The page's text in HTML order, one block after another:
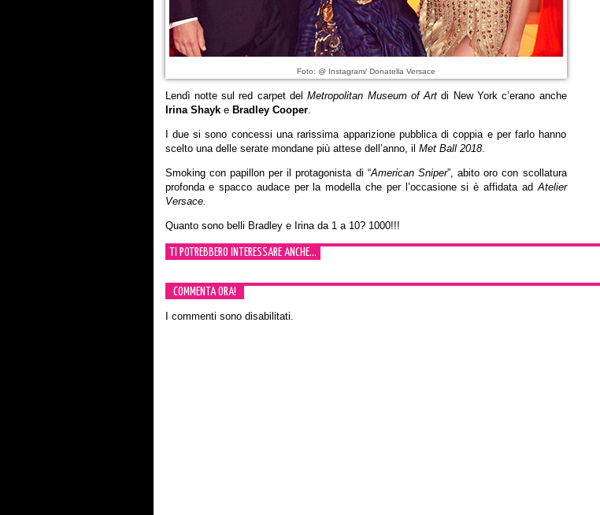
Foto: @ Instagram/ Donatella Versace
Lendì notte sul red carpet delMetropolitan Museum of Art di New York c’erano anche
Irina Shayk eBradley Cooper.
I due si sono concessi una rarissima apparizione pubblica di coppia e per farlo hanno
scelto una delle serate mondane più attese dell’anno, il Met Ball 2018.
Smoking con papillon per il protagonista di “American Sniper”, abito oro con scollatura
profonda e spacco audace per la modella che per l’occasione si è affidata adAtelier
Versace.
Quanto sono belli Bradley e Irina da 1 a 10? 1000!!!
TI POTREBBERO INTERESSARE ANCHE...
COMMENTA ORA!
I commenti sono disabilitati.